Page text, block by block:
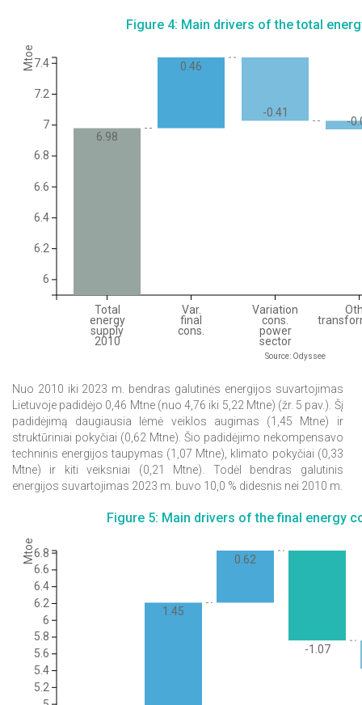
Figure 4: Main drivers of the total
Total
energy
supply
2010
Var.
final
cons.
Variation
cons.
power
sector
6
6.2
6.4
6.6
6.8
7
7.2
7.4
Mtoe
6.98
0.46
-0.41
-
Source: Odyssee
Nuo 2010 iki 2023 m. bendras galutinės energijos suvartojimas
Lietuvoje padidėjo 0,46 Mtne (nuo 4,76 iki 5,22 Mtne) (žr. 5 pav.). Šį
padidėjimą daugiausia lėmė veiklos augimas (1,45 Mtne) ir
struktūriniai pokyčiai (0,62 Mtne). Šio padidėjimo nekompensavo
techninis energijos taupymas (1,07 Mtne), klimato pokyčiai (0,33
Mtne) ir kiti veiksniai (0,21 Mtne). Todėl bendras galutinis
energijos suvartojimas 2023 m. buvo 10,0 % didesnis nei 2010 m.
Figure 5: Main drivers of the final energy
5.2
5.4
5.6
5.8
6
6.2
6.4
6.6
6.8
Mtoe
1.45
0.62
-1.07